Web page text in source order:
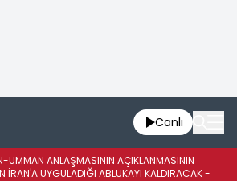
Canlı
UMMAN ANLAŞMASININ AÇIKLANMASININ
İRAN'A UYGULADIĞI ABLUKAYI KALDIRACAK -